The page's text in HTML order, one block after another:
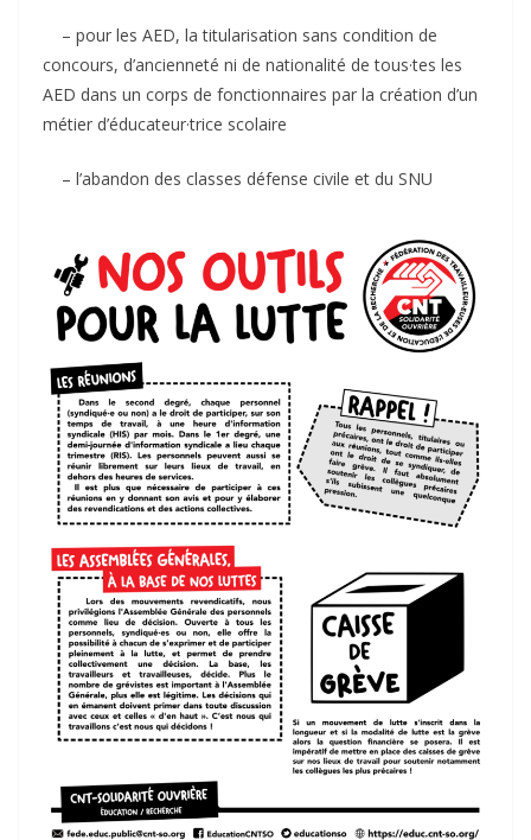
– pour les AED, la titularisation sans condition de
concours, d’ancienneté ni de nationalité de tous·tes les
AED dans un corps de fonctionnaires par la création d’un
métier d’éducateur·trice scolaire
– l’abandon des classes défense civile et du SNU